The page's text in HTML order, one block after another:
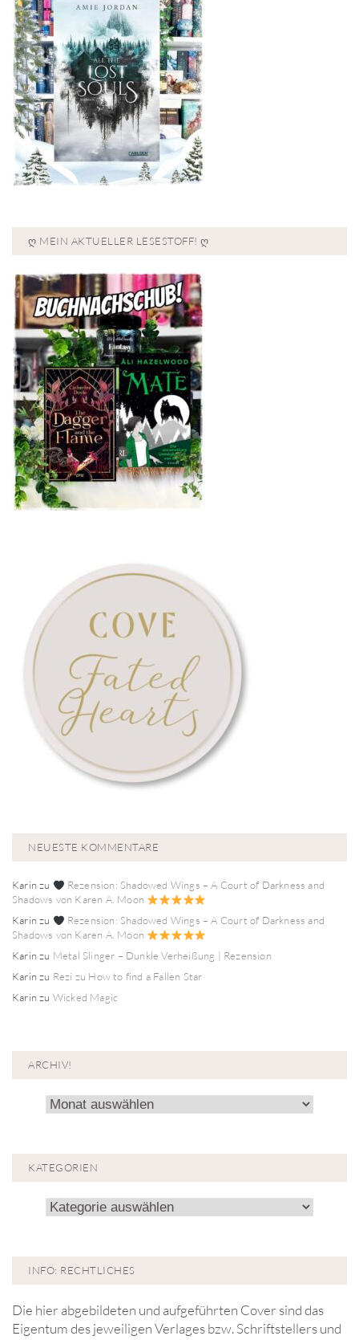
Ღ MEIN AKTUELLER LESESTOFF! Ღ
NEUESTE KOMMENTARE
Karinzu
Rezension: Shadowed Wings – A Court of Darkness and
Shadows von Karen A. Moon
Karinzu
Rezension: Shadowed Wings – A Court of Darkness and
Shadows von Karen A. Moon
Karinzu Metal Slinger – Dunkle Verheißung | Rezension
Karinzu Rezi zu How to find a Fallen Star
Karinzu Wicked Magic
ARCHIV!
Archiv!
KATEGORIEN
Kategorien
INFO: RECHTLICHES
Die hier abgebildeten und aufgeführten Cover sind das
Eigentum des jeweiligen Verlages bzw. Schriftstellers und